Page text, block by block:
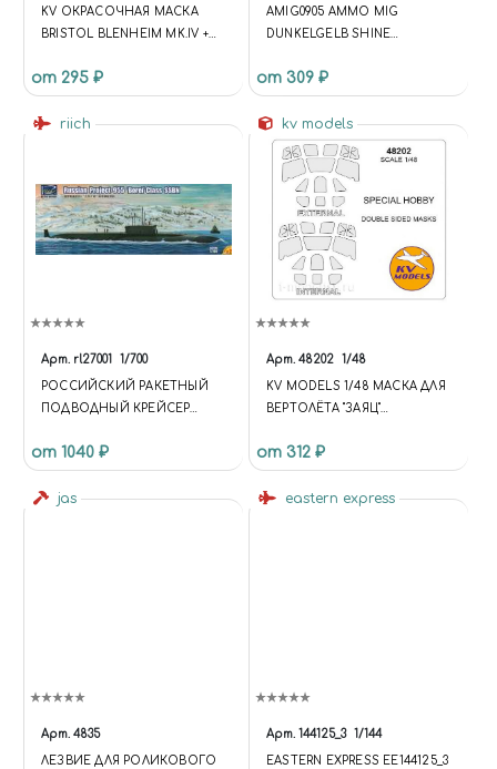
KV ОКРАСОЧНАЯ МАСКА
BRISTOL BLENHEIM MK.IV +
КОЛЕСА ДЛЯ МОДЕЛЕЙ
ФИРМЫ AIRFIX
от 295 ₽
AMIG0905 AMMO MIG
DUNKELGELB SHINE
СИЯЮЩИЙ)
от 309 ₽
riich
Арт. rl27001 1/700
РОССИЙСКИЙ РАКЕТНЫЙ
ПОДВОДНЫЙ КРЕЙСЕР
НАЗНАЧЕНИЯ (РПКСН)
ПОДЛОДКИ (ПР. 955 БОРЕЙ)
от 1040 ₽
kv models
Арт. 48202 1/48
KV MODELS 1/48 МАСКА ДЛЯ
ВЕРТОЛЁТА "ЗАЯЦ"
от 312 ₽
jas
Арт. 4835
ЛЕЗВИЕ ДЛЯ РОЛИКОВОГО
eastern express
Арт. 144125_3 1/144
EASTERN EXPRESS ЕЕ144125_3